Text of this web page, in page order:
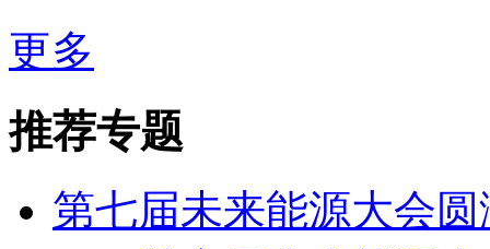
更多
推荐专题
第七届未来能源大会